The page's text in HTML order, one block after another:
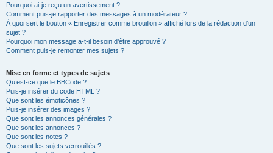
Pourquoi ai-je reçu un avertissement ?
Comment puis-je rapporter des messages à un modérateur ?
À quoi sert le bouton « Enregistrer comme brouillon » affiché lors de la rédaction d’un
sujet ?
Pourquoi mon message a-t-il besoin d’être approuvé ?
Comment puis-je remonter mes sujets ?
Mise en forme et types de sujets
Qu’est-ce que le BBCode ?
Puis-je insérer du code HTML ?
Que sont les émoticônes ?
Puis-je insérer des images ?
Que sont les annonces générales ?
Que sont les annonces ?
Que sont les notes ?
Que sont les sujets verrouillés ?